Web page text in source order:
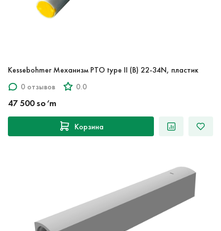
Kessebohmer Механизм PTO type II (B) 22-34N, пластик
0 отзывов
0.0
47 500 so‘m
Корзина